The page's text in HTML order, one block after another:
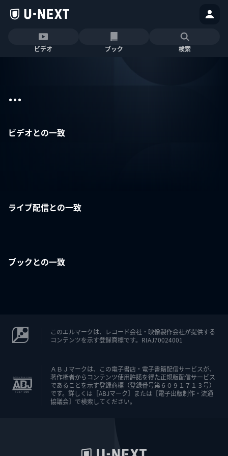
ビデオ ブック 検索
...
ビデオとの一致
ライブ配信との一致
ブックとの一致
このエルマークは、レコード会社・映像製作会社が提供する
コンテンツを示す登録商標です。RIAJ70024001
ＡＢＪマークは、この電子書店・電子書籍配信サービスが、
著作権者からコンテンツ使用許諾を得た正規版配信サービス
であることを示す登録商標（登録番号第６０９１７１３号）
です。詳しくは［ABJマーク］または［電子出版制作・流通
協議会］で検索してください。